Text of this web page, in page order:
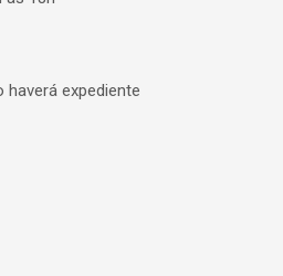
haverá expediente